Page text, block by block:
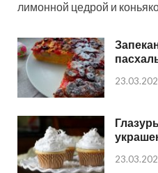
лимонной цедрой и